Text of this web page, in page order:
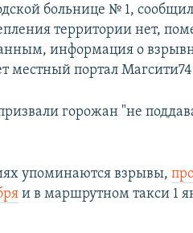
больнице № 1,
территории нет,
информация о
местный портал
горожан "не
упоминаются взрывы,
и в маршрутном такси 1